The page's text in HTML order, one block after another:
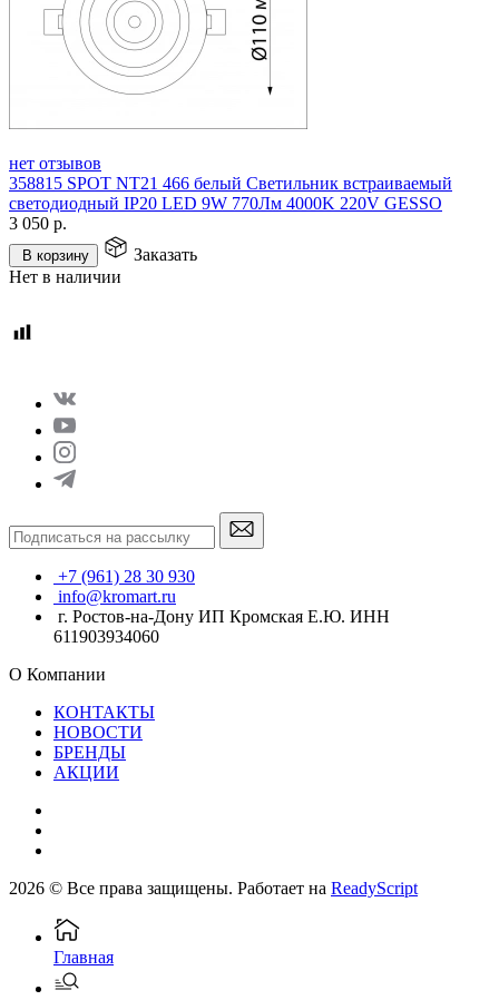
нет отзывов
358815 SPOT NT21 466 белый Светильник встраиваемый
светодиодный IP20 LED 9W 770Лм 4000K 220V GESSO
3 050 р.
В корзину
Заказать
Нет в наличии
+7 (961) 28 30 930
info@kromart.ru
г. Ростов-на-Дону ИП Кромская Е.Ю. ИНН
611903934060
О Компании
КОНТАКТЫ
НОВОСТИ
БРЕНДЫ
АКЦИИ
2026 © Все права защищены. Работает на ReadyScript
Главная